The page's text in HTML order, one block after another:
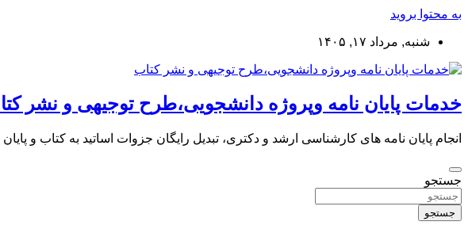
به محتوا بروید
شنبه, مرداد ۱۷, ۱۴۰۵
خدمات پایان نامه وپروژه دانشجویی،طرح توجیهی و نشر
انجام پایان نامه های کارشناسی ارشد و دکتری، تبدیل رایگان جزوات اساتید به کتاب
جستجو
جستجو